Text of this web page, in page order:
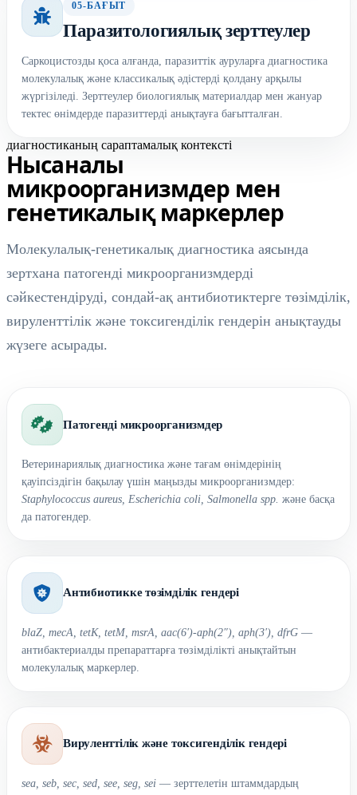
05-БАҒЫТ
Паразитологиялық зерттеулер
Саркоцистозды қоса алғанда, паразиттік ауруларға диагностика
молекулалық және классикалық әдістерді қолдану арқылы
жүргізіледі. Зерттеулер биологиялық материалдар мен жануар
тектес өнімдерде паразиттерді анықтауға бағытталған.
диагностиканың сараптамалық контексті
Нысаналы
микроорганизмдер мен
генетикалық маркерлер
Молекулалық-генетикалық диагностика аясында
зертхана патогенді микроорганизмдерді
сәйкестендіруді, сондай-ақ антибиотиктерге төзімділік,
вируленттілік және токсигенділік гендерін анықтауды
жүзеге асырады.
Патогенді микроорганизмдер
Ветеринариялық диагностика және тағам өнімдерінің
қауіпсіздігін бақылау үшін маңызды микроорганизмдер:
Staphylococcus aureus, Escherichia coli, Salmonella spp. және басқа
да патогендер.
Антибиотикке төзімділік гендері
blaZ, mecA, tetK, tetM, msrA, aac(6′)-aph(2″), aph(3′), dfrG —
антибактериалды препараттарға төзімділікті анықтайтын
молекулалық маркерлер.
Вируленттілік және токсигенділік гендері
sea, seb, sec, sed, see, seg, sei — зерттелетін штаммдардың